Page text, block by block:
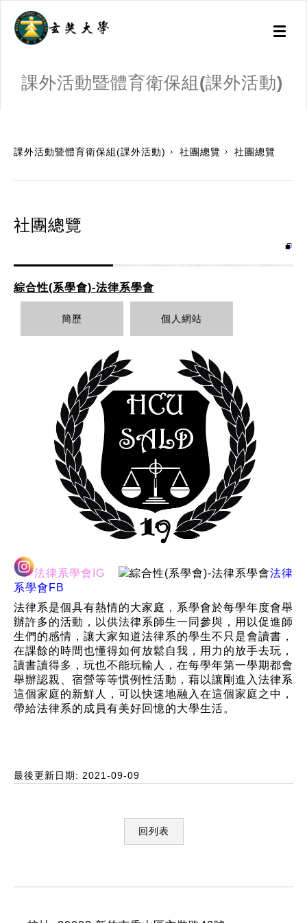
Toggle
課外活動暨體育衛保組(課外活動)
課外活動暨體育衛保組(課外活動) 社團總覽 社團總覽
社團總覽
綜合性(系學會)-法律系學會
簡歷 個人網站
法律系學會IG
法律
系學會FB
法律系是個具有熱情的大家庭，系學會於每學年度會舉
辦許多的活動，以供法律系師生一同參與，用以促進師
生們的感情，讓大家知道法律系的學生不只是會讀書，
在課餘的時間也懂得如何放鬆自我，用力的放手去玩，
讀書讀得多，玩也不能玩輸人，在每學年第一學期都會
舉辦認親、宿營等等慣例性活動，藉以讓剛進入法律系
這個家庭的新鮮人，可以快速地融入在這個家庭之中，
帶給法律系的成員有美好回憶的大學生活。
最後更新日期: 2021-09-09
回列表